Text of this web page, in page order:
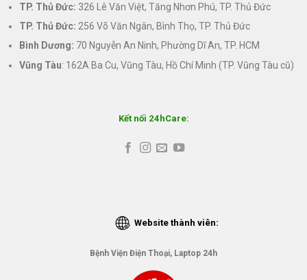
TP. Thủ Đức: 326 Lê Văn Việt, Tăng Nhơn Phú, TP. Thủ Đức
TP. Thủ Đức: 256 Võ Văn Ngân, Bình Thọ, TP. Thủ Đức
Bình Dương: 70 Nguyễn An Ninh, Phường Dĩ An, TP. HCM
Vũng Tàu: 162A Ba Cu, Vũng Tàu, Hồ Chí Minh (TP. Vũng Tàu cũ)
Kết nối 24hCare:
Website thành viên:
Bệnh Viện Điện Thoại, Laptop 24h